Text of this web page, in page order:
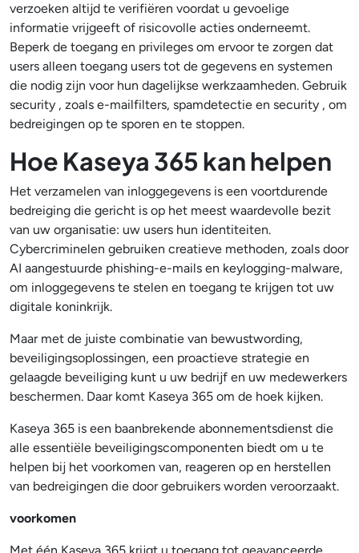
verzoeken altijd te verifiëren voordat u gevoelige
informatie vrijgeeft of risicovolle acties onderneemt.
Beperk de toegang en privileges om ervoor te zorgen dat
users alleen toegang users tot de gegevens en systemen
die nodig zijn voor hun dagelijkse werkzaamheden. Gebruik
security , zoals e-mailfilters, spamdetectie en security , om
bedreigingen op te sporen en te stoppen.
Hoe Kaseya 365 kan helpen
Het verzamelen van inloggegevens is een voortdurende
bedreiging die gericht is op het meest waardevolle bezit
van uw organisatie: uw users hun identiteiten.
Cybercriminelen gebruiken creatieve methoden, zoals door
AI aangestuurde phishing-e-mails en keylogging-malware,
om inloggegevens te stelen en toegang te krijgen tot uw
digitale koninkrijk.
Maar met de juiste combinatie van bewustwording,
beveiligingsoplossingen, een proactieve strategie en
gelaagde beveiliging kunt u uw bedrijf en uw medewerkers
beschermen. Daar komt Kaseya 365 om de hoek kijken.
Kaseya 365 is een baanbrekende abonnementsdienst die
alle essentiële beveiligingscomponenten biedt om u te
helpen bij het voorkomen van, reageren op en herstellen
van bedreigingen die door gebruikers worden veroorzaakt.
voorkomen